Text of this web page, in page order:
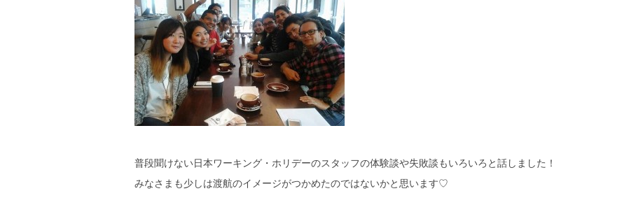
普段聞けない日本ワーキング・ホリデーのスタッフの体験談や失敗談もいろいろと話しました！
みなさまも少しは渡航のイメージがつかめたのではないかと思います♡